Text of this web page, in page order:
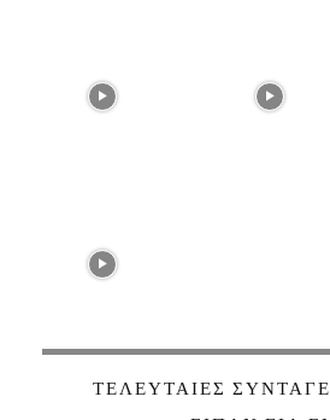
ΤΕΛΕΥΤΑΊΕΣ